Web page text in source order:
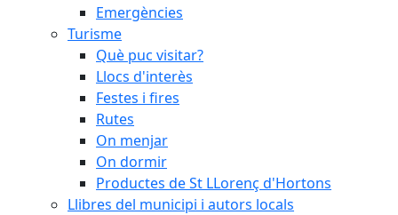
Emergències
Turisme
Què puc visitar?
Llocs d'interès
Festes i fires
Rutes
On menjar
On dormir
Productes de St LLorenç d'Hortons
Llibres del municipi i autors locals